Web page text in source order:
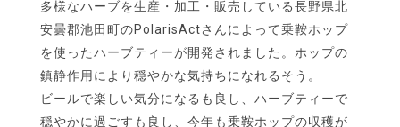
多様なハーブを生産・加工・販売している長野県北
安曇郡池田町のPolarisActさんによって乗鞍ホップ
を使ったハーブティーが開発されました。ホップの
鎮静作用により穏やかな気持ちになれるそう。
ビールで楽しい気分になるも良し、ハーブティーで
穏やかに過ごすも良し、今年も乗鞍ホップの収穫が